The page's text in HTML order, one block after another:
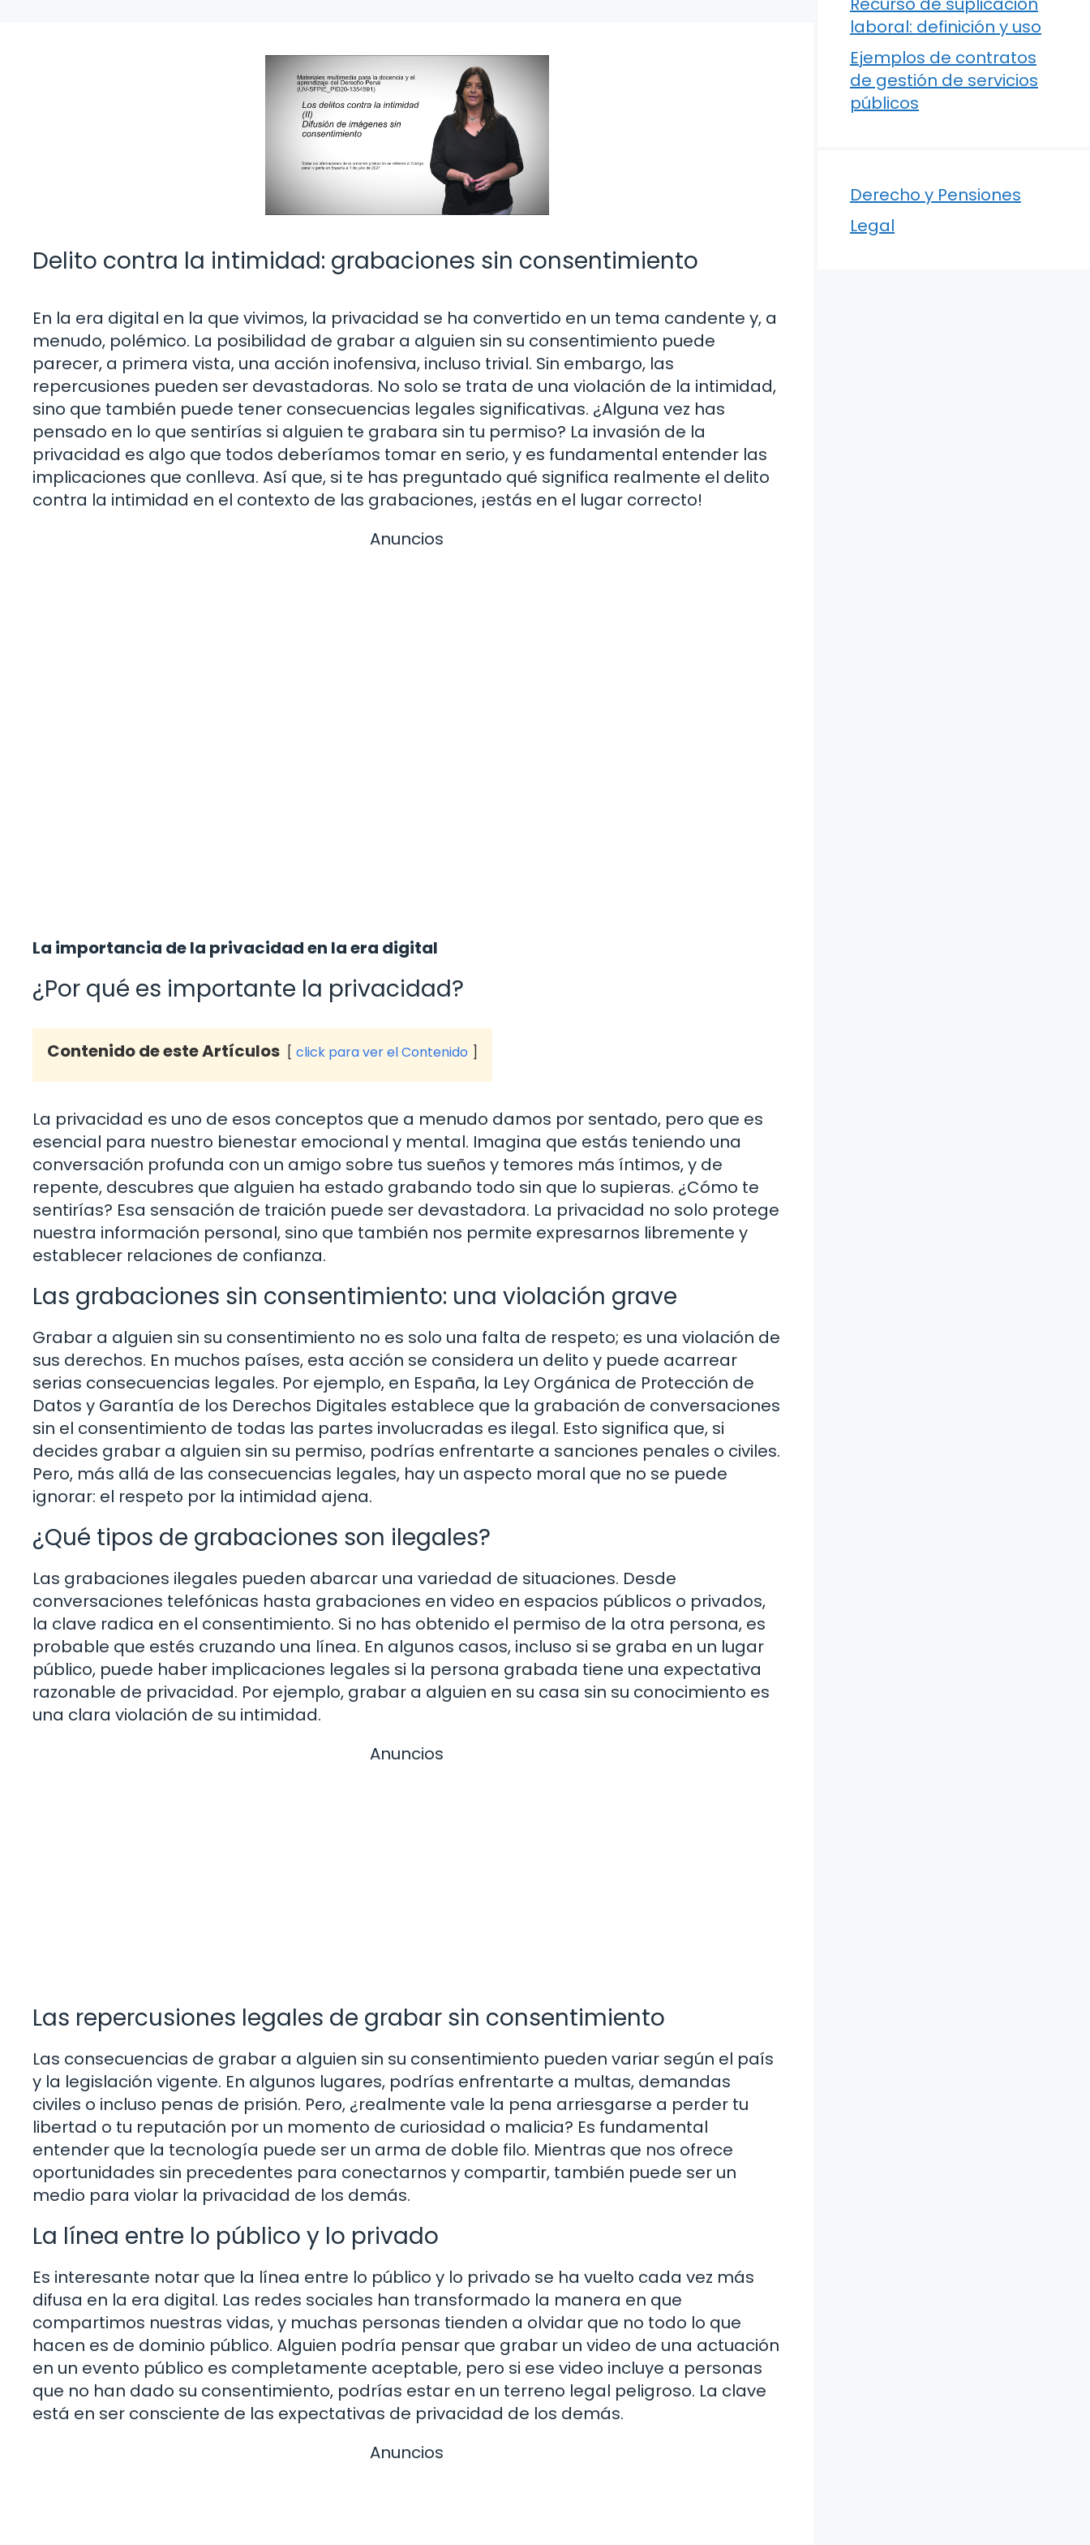
Delito contra la intimidad: grabaciones sin consentimiento
En la era digital en la que vivimos, la privacidad se ha convertido en un tema candente y, a
menudo, polémico. La posibilidad de grabar a alguien sin su consentimiento puede
parecer, a primera vista, una acción inofensiva, incluso trivial. Sin embargo, las
repercusiones pueden ser devastadoras. No solo se trata de una violación de la intimidad,
sino que también puede tener consecuencias legales significativas. ¿Alguna vez has
pensado en lo que sentirías si alguien te grabara sin tu permiso? La invasión de la
privacidad es algo que todos deberíamos tomar en serio, y es fundamental entender las
implicaciones que conlleva. Así que, si te has preguntado qué significa realmente el delito
contra la intimidad en el contexto de las grabaciones, ¡estás en el lugar correcto!
Anuncios
La importancia de la privacidad en la era digital
¿Por qué es importante la privacidad?
Contenido de este Artículos click para ver el Contenido
La privacidad es uno de esos conceptos que a menudo damos por sentado, pero que es
esencial para nuestro bienestar emocional y mental. Imagina que estás teniendo una
conversación profunda con un amigo sobre tus sueños y temores más íntimos, y de
repente, descubres que alguien ha estado grabando todo sin que lo supieras. ¿Cómo te
sentirías? Esa sensación de traición puede ser devastadora. La privacidad no solo protege
nuestra información personal, sino que también nos permite expresarnos libremente y
establecer relaciones de confianza.
Las grabaciones sin consentimiento: una violación grave
Grabar a alguien sin su consentimiento no es solo una falta de respeto; es una violación de
sus derechos. En muchos países, esta acción se considera un delito y puede acarrear
serias consecuencias legales. Por ejemplo, en España, la Ley Orgánica de Protección de
Datos y Garantía de los Derechos Digitales establece que la grabación de conversaciones
sin el consentimiento de todas las partes involucradas es ilegal. Esto significa que, si
decides grabar a alguien sin su permiso, podrías enfrentarte a sanciones penales o civiles.
Pero, más allá de las consecuencias legales, hay un aspecto moral que no se puede
ignorar: el respeto por la intimidad ajena.
¿Qué tipos de grabaciones son ilegales?
Las grabaciones ilegales pueden abarcar una variedad de situaciones. Desde
conversaciones telefónicas hasta grabaciones en video en espacios públicos o privados,
la clave radica en el consentimiento. Si no has obtenido el permiso de la otra persona, es
probable que estés cruzando una línea. En algunos casos, incluso si se graba en un lugar
público, puede haber implicaciones legales si la persona grabada tiene una expectativa
razonable de privacidad. Por ejemplo, grabar a alguien en su casa sin su conocimiento es
una clara violación de su intimidad.
Anuncios
Las repercusiones legales de grabar sin consentimiento
Las consecuencias de grabar a alguien sin su consentimiento pueden variar según el país
y la legislación vigente. En algunos lugares, podrías enfrentarte a multas, demandas
civiles o incluso penas de prisión. Pero, ¿realmente vale la pena arriesgarse a perder tu
libertad o tu reputación por un momento de curiosidad o malicia? Es fundamental
entender que la tecnología puede ser un arma de doble filo. Mientras que nos ofrece
oportunidades sin precedentes para conectarnos y compartir, también puede ser un
medio para violar la privacidad de los demás.
La línea entre lo público y lo privado
Es interesante notar que la línea entre lo público y lo privado se ha vuelto cada vez más
difusa en la era digital. Las redes sociales han transformado la manera en que
compartimos nuestras vidas, y muchas personas tienden a olvidar que no todo lo que
hacen es de dominio público. Alguien podría pensar que grabar un video de una actuación
en un evento público es completamente aceptable, pero si ese video incluye a personas
que no han dado su consentimiento, podrías estar en un terreno legal peligroso. La clave
está en ser consciente de las expectativas de privacidad de los demás.
Anuncios
laboral: definición y uso
Ejemplos de contratos
de gestión de servicios
públicos
Derecho y Pensiones
Legal